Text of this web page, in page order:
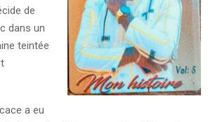
de
dans un
teintée
a eu